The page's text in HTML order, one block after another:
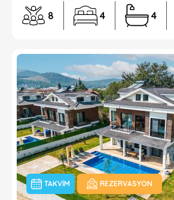
8 4 4
TAKVIM REZERVASYON